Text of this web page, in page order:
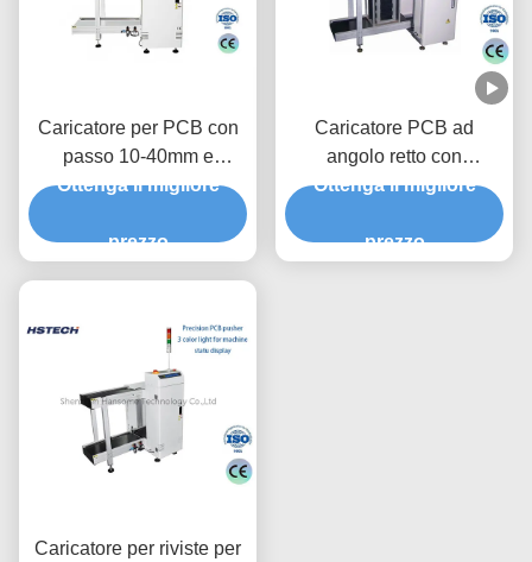
Caricatore per PCB con
passo 10-40mm e
SMEMA per selezione
caricatori
Ottenga il migliore
prezzo
Caricatore PCB ad
angolo retto con
adattamento flessibile e
secondi per linee di
Ottenga il migliore
prezzo
Caricatore per riviste per